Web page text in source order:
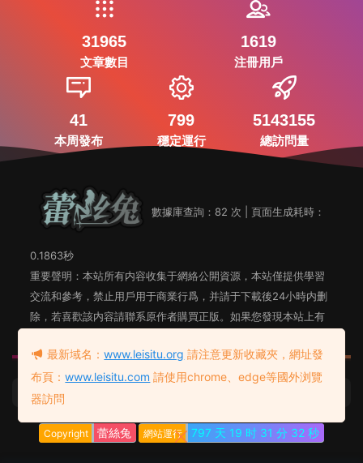
31965
文章數目
1619
注冊用戶
41
本周發布
799
穩定運行
5143155
總訪問量
數據庫查詢：82 次 | 頁面生成耗時：
0.1863秒
重要聲明：本站所有内容收集于網絡公開資源，本站僅提供學習
交流和參考，禁止用戶用于商業行爲，并請于下載後24小時内删
除，若喜歡該内容請聯系原作者購買正版。如果您發現本站上有
Copyright 蕾絲兔 網站運行 797 天 19 时 31 分 32 秒
最新域名：www.leisitu.org 請注意更新收藏夾，網址發
布頁：www.leisitu.com 請使用chrome、edge等國外浏覽
器訪問